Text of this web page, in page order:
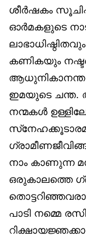
ശീർഷകം
ഓർമകളുടെ
കണികയും
ഇമയുടെ ചന്ത.
നന്മകൾ
നാം കാണുന്ന
ഒരുകാലത്തെ
പാടി നമ്മെ